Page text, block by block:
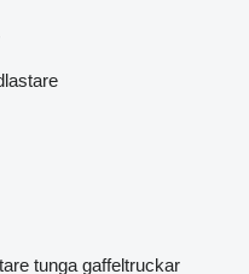
tunga gaffeltruckar